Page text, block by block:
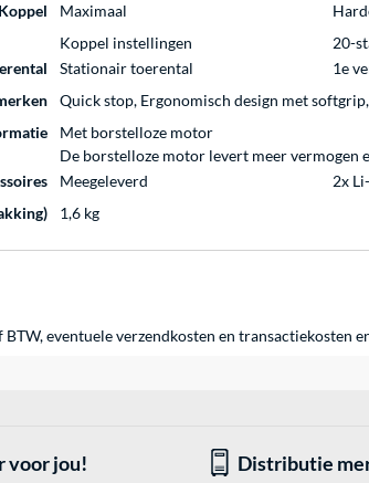
Koppel
Maximaal
Koppel instellingen
20-
Stationair toerental
1e
Quick stop, Ergonomisch design met
Met borstelloze motor
De borstelloze motor levert meer vermogen
Meegeleverd
2x
1,6 kg
eventuele verzendkosten en transactiekosten
voor jou! Distributie